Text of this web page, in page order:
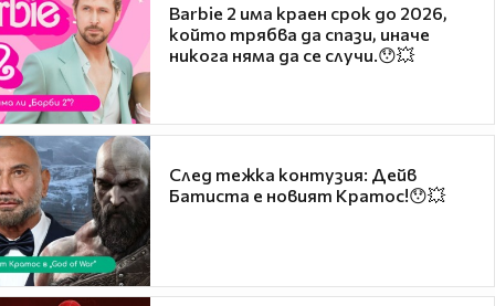
Barbie 2 има краен срок до 2026,
който трябва да спази, иначе
никога няма да се случи.😯💥
След тежка контузия: Дейв
Батиста е новият Кратос!😯💥